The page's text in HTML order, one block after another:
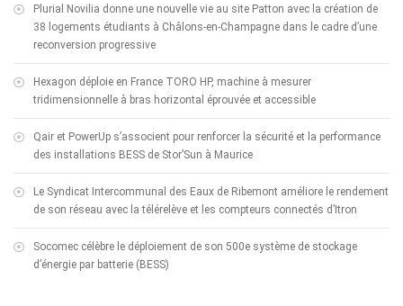
Plurial Novilia donne une nouvelle vie au site Patton avec la création de
38 logements étudiants à Châlons-en-Champagne dans le cadre d’une
reconversion progressive
Hexagon déploie en France TORO HP, machine à mesurer
tridimensionnelle à bras horizontal éprouvée et accessible
Qair et PowerUp s’associent pour renforcer la sécurité et la performance
des installations BESS de Stor’Sun à Maurice
Le Syndicat Intercommunal des Eaux de Ribemont améliore le rendement
de son réseau avec la télérelève et les compteurs connectés d’Itron
Socomec célèbre le déploiement de son 500e système de stockage
d’énergie par batterie (BESS)